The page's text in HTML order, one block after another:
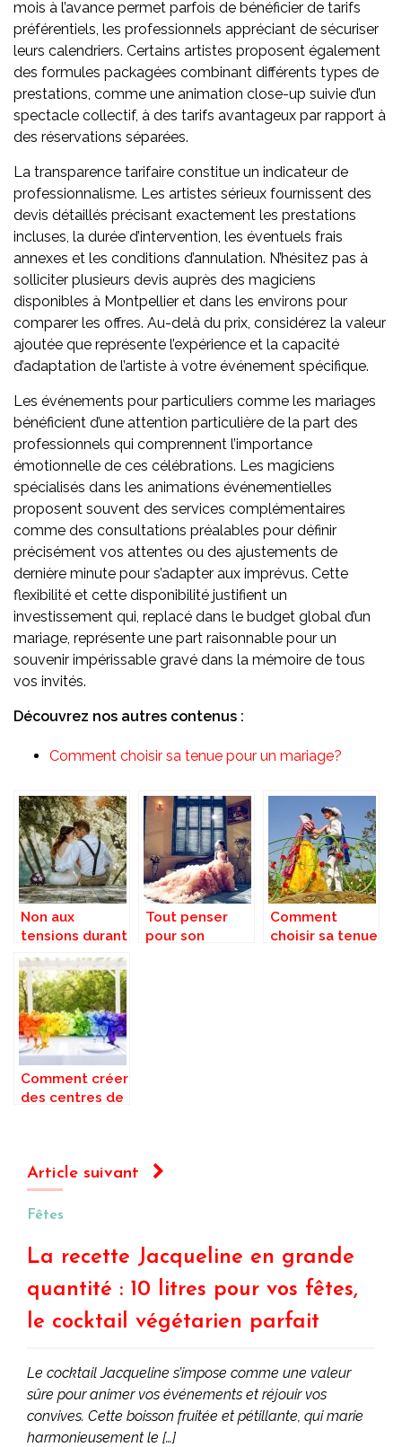
mois à l’avance permet parfois de bénéficier de tarifs
préférentiels, les professionnels appréciant de sécuriser
leurs calendriers. Certains artistes proposent également
des formules packagées combinant différents types de
prestations, comme une animation close-up suivie d’un
spectacle collectif, à des tarifs avantageux par rapport à
des réservations séparées.
La transparence tarifaire constitue un indicateur de
professionnalisme. Les artistes sérieux fournissent des
devis détaillés précisant exactement les prestations
incluses, la durée d’intervention, les éventuels frais
annexes et les conditions d’annulation. N’hésitez pas à
solliciter plusieurs devis auprès des magiciens
disponibles à Montpellier et dans les environs pour
comparer les offres. Au-delà du prix, considérez la valeur
ajoutée que représente l’expérience et la capacité
d’adaptation de l’artiste à votre événement spécifique.
Les événements pour particuliers comme les mariages
bénéficient d’une attention particulière de la part des
professionnels qui comprennent l’importance
émotionnelle de ces célébrations. Les magiciens
spécialisés dans les animations événementielles
proposent souvent des services complémentaires
comme des consultations préalables pour définir
précisément vos attentes ou des ajustements de
dernière minute pour s’adapter aux imprévus. Cette
flexibilité et cette disponibilité justifient un
investissement qui, replacé dans le budget global d’un
mariage, représente une part raisonnable pour un
souvenir impérissable gravé dans la mémoire de tous
vos invités.
Découvrez nos autres contenus :
Comment choisir sa tenue pour un mariage?
Non aux
tensions durant
les préparatifs
de votre
mariage!
Tout penser
pour son
Comment
choisir sa tenue
Comment créer
des centres de
idée de thème
de mariage
coloré –
Fête Mariage
Article suivant
Fêtes
La recette Jacqueline en grande
quantité : 10 litres pour vos fêtes,
le cocktail végétarien parfait
Le cocktail Jacqueline s’impose comme une valeur
sûre pour animer vos événements et réjouir vos
convives. Cette boisson fruitée et pétillante, qui marie
harmonieusement le […]